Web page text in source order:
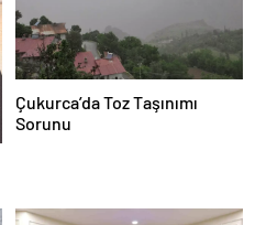
Çukurca’da Toz Taşınımı
Sorunu